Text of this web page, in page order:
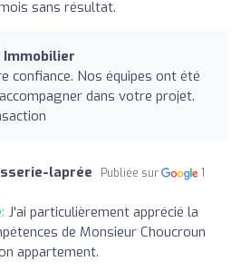
sans résultat.
Immobilier
confiance. Nos équipes ont été
dans votre projet.
laprée Publiée sur
1
J'ai particulièrement apprécié la
de Monsieur Choucroun
appartement.